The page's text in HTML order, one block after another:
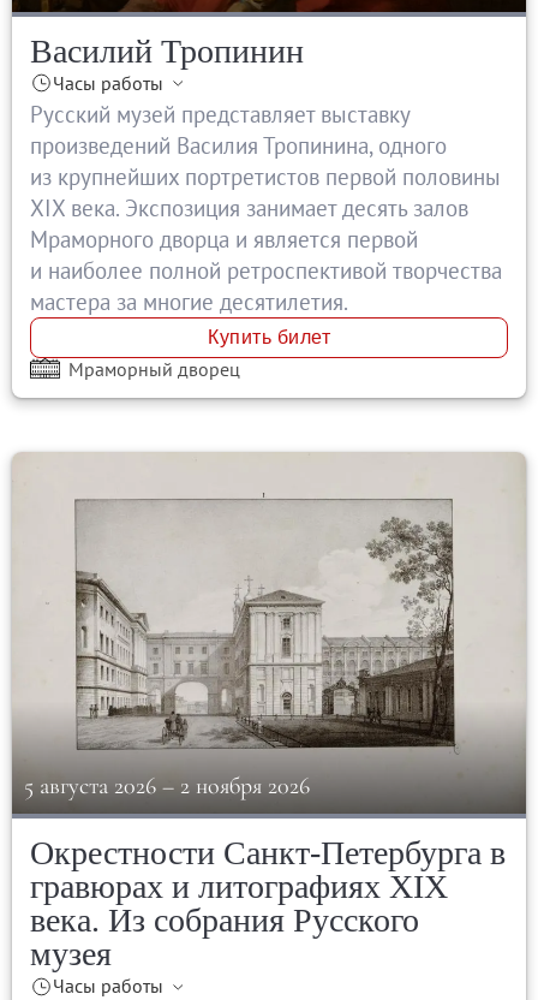
Каталоги и альбомы
Научные каталоги собрания
Научные сборники
Буклеты
Ежегодные отчеты
Служба регионального развития Русского
Лекции и абонементы
Лекторий
Лекции
Абонементы
Реставрация
Детям
События
Онлайн-курсы «Лифт в будущее»
Современная наука и границы синтеза
Виртуальные коллекции
Виртуальные 3D туры по выставкам
Василий Тропинин
Часы работы
Русский музей представляет выставку
произведений Василия Тропинина, одного
из крупнейших портретистов первой половины
XIX века. Экспозиция занимает десять залов
Мраморного дворца и является первой
и наиболее полной ретроспективой творчества
мастера за многие десятилетия.
Купить билет
Мраморный дворец
5 августа 2026 – 2 ноября 2026
Окрестности Санкт-Петербурга в
гравюрах и литографиях ХIХ
века. Из собрания Русского
музея
Часы работы